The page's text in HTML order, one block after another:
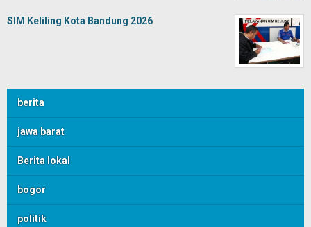
SIM Keliling Kota Bandung 2026
berita
jawa barat
Berita lokal
bogor
politik